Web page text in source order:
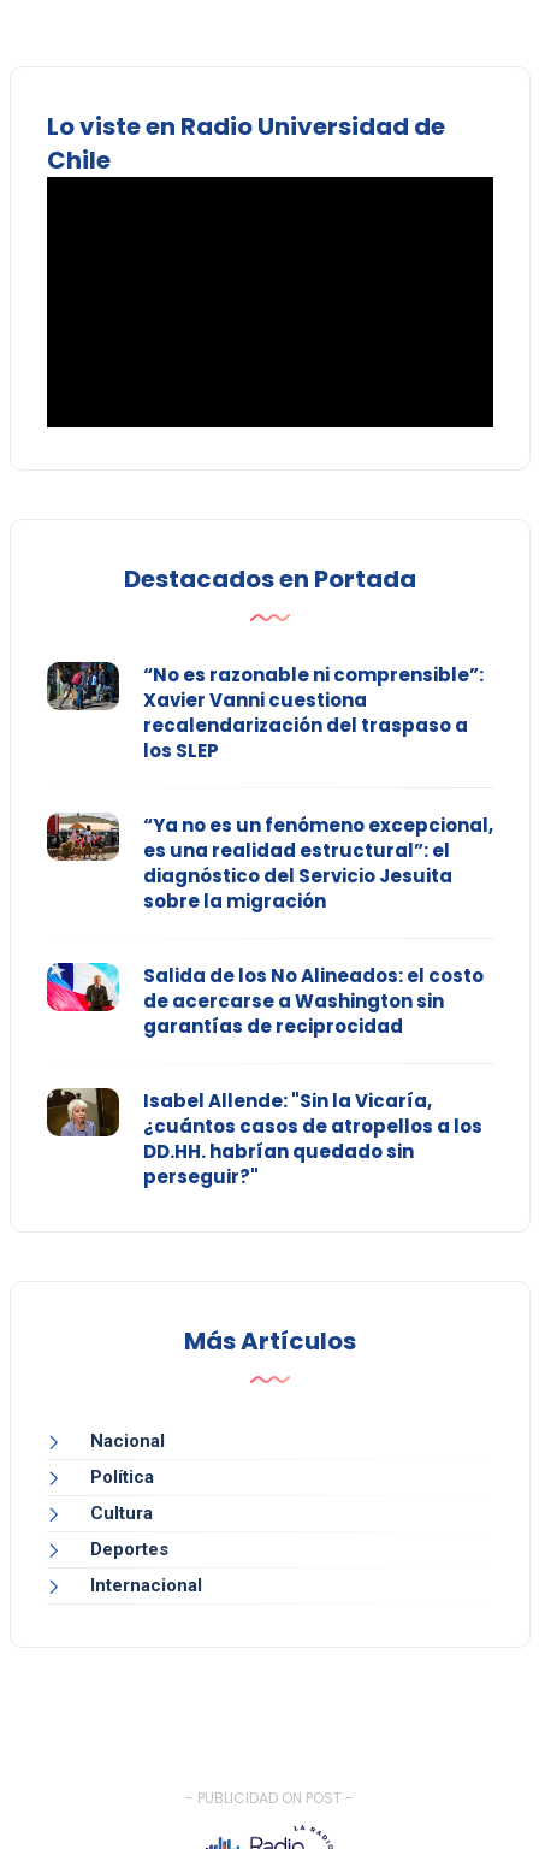
Lo viste en Radio Universidad de
Chile
Destacados en Portada
“No es razonable ni comprensible”:
Xavier Vanni cuestiona
recalendarización del traspaso a
los SLEP
“Ya no es un fenómeno excepcional,
es una realidad estructural”: el
diagnóstico del Servicio Jesuita
sobre la migración
Salida de los No Alineados: el costo
de acercarse a Washington sin
garantías de reciprocidad
Isabel Allende: "Sin la Vicaría,
¿cuántos casos de atropellos a los
DD.HH. habrían quedado sin
perseguir?"
Más Artículos
Nacional
Política
Cultura
Deportes
Internacional
- PUBLICIDAD ON POST -